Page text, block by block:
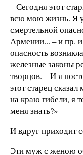
– Сегодня этот
всю мою жизнь. Я
смертельной
Армении... – и пр.
опасность
железные законы
творцов. – И я
этот старец
на краю гибели, я
меня знать?»
И вдруг приходит
Эти муж с женою